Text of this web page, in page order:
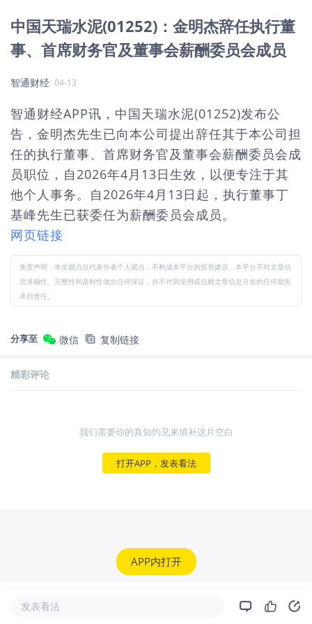
中国天瑞水泥(01252)：金明杰辞任执行董
事、首席财务官及董事会薪酬委员会成员
智通财经 04-13
智通财经APP讯，中国天瑞水泥(01252)发布公
告，金明杰先生已向本公司提出辞任其于本公司担
任的执行董事、首席财务官及董事会薪酬委员会成
员职位，自2026年4月13日生效，以便专注于其
他个人事务。自2026年4月13日起，执行董事丁
基峰先生已获委任为薪酬委员会成员。
网页链接
免责声明：本文观点仅代表作者个人观点，不构成本平台的投资建议，本平台不对文章信
息准确性、完整性和及时性做出任何保证，亦不对因使用或信赖文章信息引发的任何损失
承担责任。
分享至 微信 复制链接
精彩评论
我们需要你的真知灼见来填补这片空白
打开APP，发表看法
APP内打开
发表看法